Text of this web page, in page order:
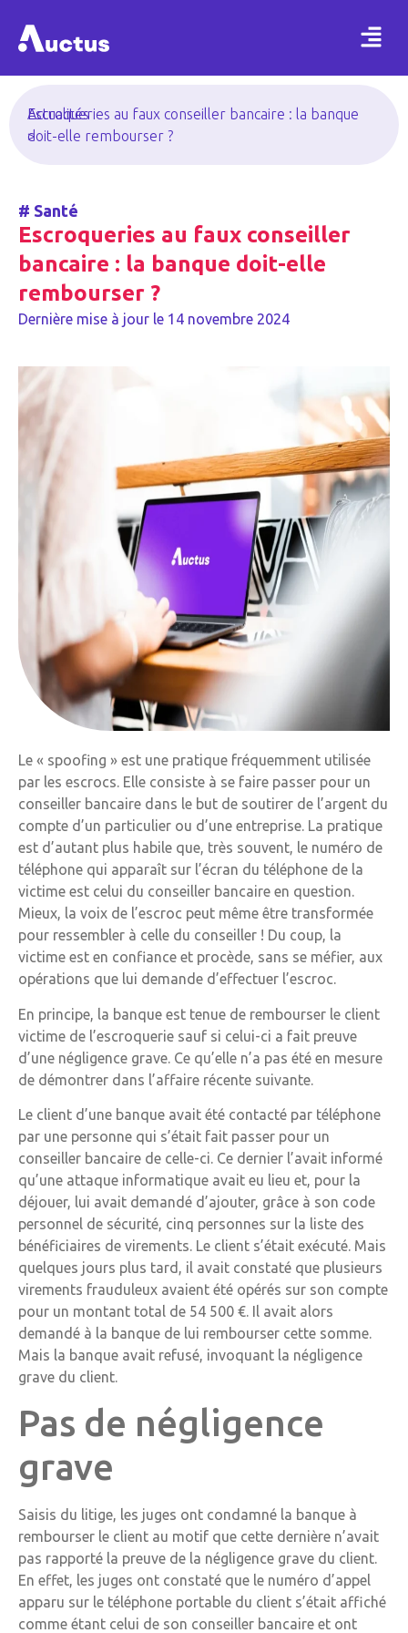
Actualités
>
Escroqueries au faux conseiller bancaire : la banque
doit-elle rembourser ?
# Santé
Escroqueries au faux conseiller
bancaire : la banque doit-elle
rembourser ?
Dernière mise à jour le 14 novembre 2024
Le « spoofing » est une pratique fréquemment utilisée
par les escrocs. Elle consiste à se faire passer pour un
conseiller bancaire dans le but de soutirer de l’argent du
compte d’un particulier ou d’une entreprise. La pratique
est d’autant plus habile que, très souvent, le numéro de
téléphone qui apparaît sur l’écran du téléphone de la
victime est celui du conseiller bancaire en question.
Mieux, la voix de l’escroc peut même être transformée
pour ressembler à celle du conseiller ! Du coup, la
victime est en confiance et procède, sans se méfier, aux
opérations que lui demande d’effectuer l’escroc.
En principe, la banque est tenue de rembourser le client
victime de l’escroquerie sauf si celui-ci a fait preuve
d’une négligence grave. Ce qu’elle n’a pas été en mesure
de démontrer dans l’affaire récente suivante.
Le client d’une banque avait été contacté par téléphone
par une personne qui s’était fait passer pour un
conseiller bancaire de celle-ci. Ce dernier l’avait informé
qu’une attaque informatique avait eu lieu et, pour la
déjouer, lui avait demandé d’ajouter, grâce à son code
personnel de sécurité, cinq personnes sur la liste des
bénéficiaires de virements. Le client s’était exécuté. Mais
quelques jours plus tard, il avait constaté que plusieurs
virements frauduleux avaient été opérés sur son compte
pour un montant total de 54 500 €. Il avait alors
demandé à la banque de lui rembourser cette somme.
Mais la banque avait refusé, invoquant la négligence
grave du client.
Pas de négligence
grave
Saisis du litige, les juges ont condamné la banque à
rembourser le client au motif que cette dernière n’avait
pas rapporté la preuve de la négligence grave du client.
En effet, les juges ont constaté que le numéro d’appel
apparu sur le téléphone portable du client s’était affiché
comme étant celui de son conseiller bancaire et ont